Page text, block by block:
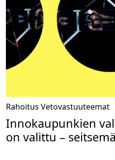
Rahoitus Vetovastuuteemat
Innokaupunkien
on valittu –